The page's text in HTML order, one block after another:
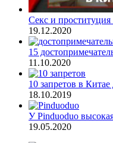
Секс и проституция
19.12.2020
15
11.10.2020
10 запретов в
18.10.2019
У Pinduoduo
19.05.2020